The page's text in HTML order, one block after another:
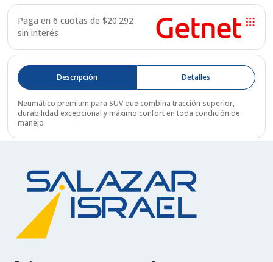
Paga en 6 cuotas de $20.292
sin interés
Descripción Detalles
Neumático premium para SUV que combina tracción superior,
durabilidad excepcional y máximo confort en toda condición de
manejo